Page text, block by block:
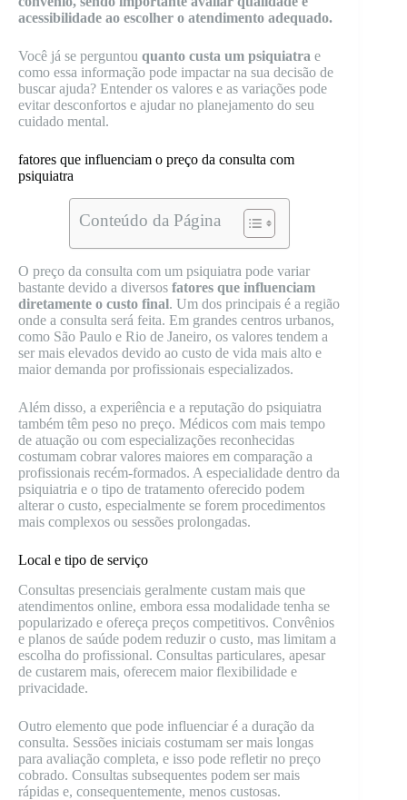
acessibilidade ao escolher o atendimento adequado.
Você já se perguntou quanto custa um psiquiatra e
como essa informação pode impactar na sua decisão de
buscar ajuda? Entender os valores e as variações pode
evitar desconfortos e ajudar no planejamento do seu
cuidado mental.
fatores que influenciam o preço da consulta com
psiquiatra
Conteúdo da Página
O preço da consulta com um psiquiatra pode variar
bastante devido a diversos fatores que influenciam
diretamente o custo final. Um dos principais é a região
onde a consulta será feita. Em grandes centros urbanos,
como São Paulo e Rio de Janeiro, os valores tendem a
ser mais elevados devido ao custo de vida mais alto e
maior demanda por profissionais especializados.
Além disso, a experiência e a reputação do psiquiatra
também têm peso no preço. Médicos com mais tempo
de atuação ou com especializações reconhecidas
costumam cobrar valores maiores em comparação a
profissionais recém-formados. A especialidade dentro da
psiquiatria e o tipo de tratamento oferecido podem
alterar o custo, especialmente se forem procedimentos
mais complexos ou sessões prolongadas.
Local e tipo de serviço
Consultas presenciais geralmente custam mais que
atendimentos online, embora essa modalidade tenha se
popularizado e ofereça preços competitivos. Convênios
e planos de saúde podem reduzir o custo, mas limitam a
escolha do profissional. Consultas particulares, apesar
de custarem mais, oferecem maior flexibilidade e
privacidade.
Outro elemento que pode influenciar é a duração da
consulta. Sessões iniciais costumam ser mais longas
para avaliação completa, e isso pode refletir no preço
cobrado. Consultas subsequentes podem ser mais
rápidas e, consequentemente, menos custosas.